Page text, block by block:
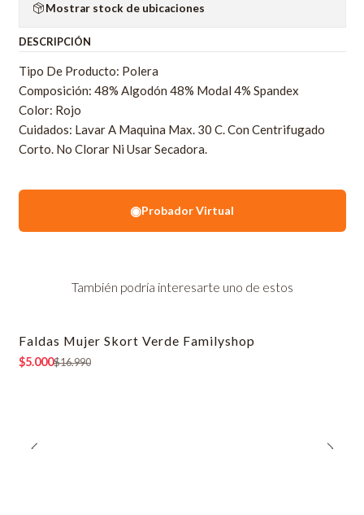
Mostrar stock de ubicaciones
DESCRIPCIÓN
Tipo De Producto: Polera
Composición: 48% Algodón 48% Modal 4% Spandex
Color: Rojo
Cuidados: Lavar A Maquina Max. 30 C. Con Centrifugado
Corto. No Clorar Ni Usar Secadora.
◉Probador Virtual
También podría interesarte uno de estos
-71% OFF
Faldas Mujer Skort Verde Familyshop
$5.000$16.990